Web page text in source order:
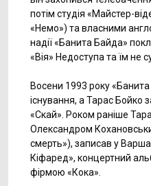
потім студія «Майстер-
«Немо») та власними
надії «Банита Байда»
«Вія» Недоступа та їм не
Восени 1993 року
існування, а Тарас Бойко
«Скай». Роком раніше
Олександром
смерть»), записав у
Кіфаред», концертний
фірмою «Кока».